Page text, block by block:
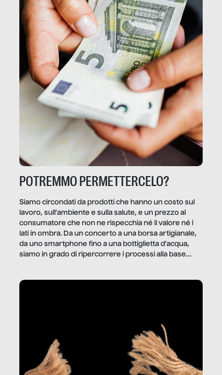
POTREMMO PERMETTERCELO?
Siamo circondati da prodotti che hanno un costo sul
lavoro, sull’ambiente e sulla salute, e un prezzo al
consumatore che non ne rispecchia né il valore né i
lati in ombra. Da un concerto a una borsa artigianale,
da uno smartphone fino a una bottiglietta d’acqua,
siamo in grado di ripercorrere i processi alla base
dietro gli oggetti e i servizi che fanno la nostra vita